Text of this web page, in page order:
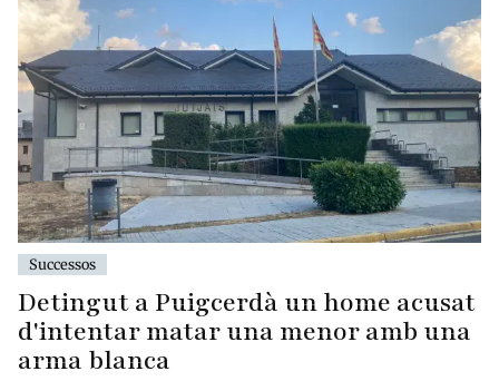
Successos
Detingut a Puigcerdà un home acusat
d'intentar matar una menor amb una
arma blanca